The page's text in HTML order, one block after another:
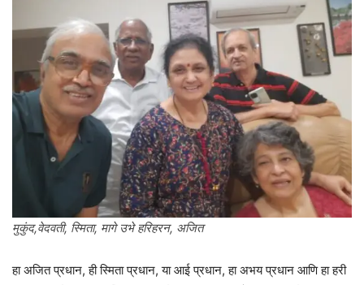
मुकुंद,वेदवती, स्मिता, मागे उभे हरिहरन, अजित
हा अजित प्रधान, ही स्मिता प्रधान, या आई प्रधान, हा अभय प्रधान आणि हा हरी